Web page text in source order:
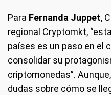
Para Fernanda Juppet,
regional Cryptomkt,
países es un paso en el
consolidar su
criptomonedas”.
dudas sobre cómo se